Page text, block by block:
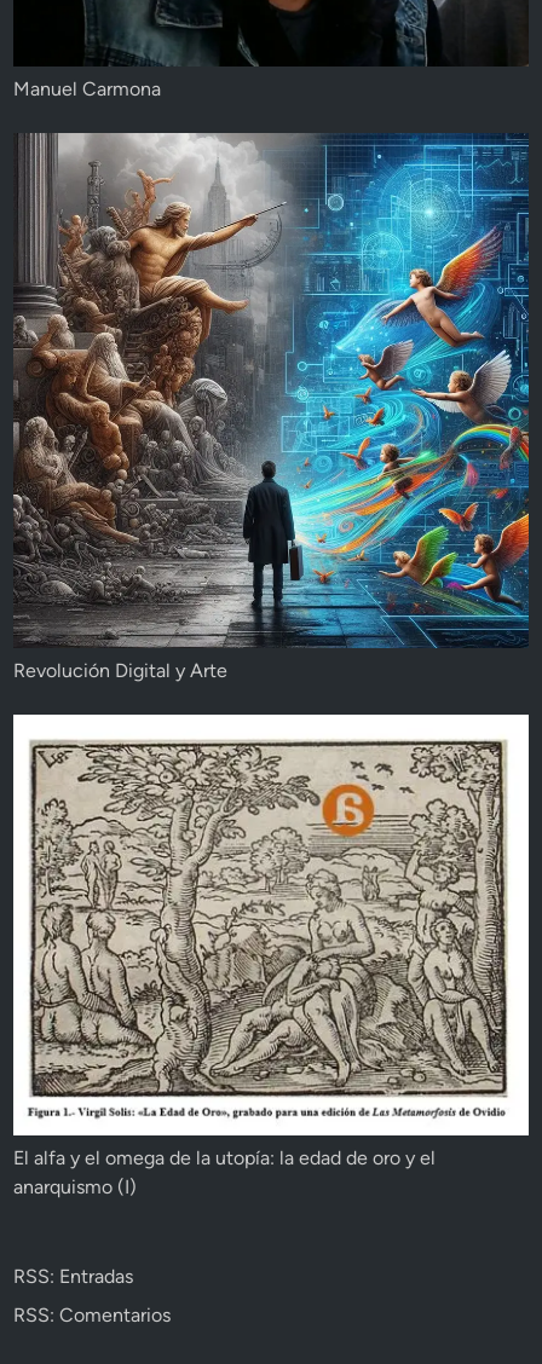
Manuel Carmona
Revolución Digital y Arte
El alfa y el omega de la utopía: la edad de oro y el
anarquismo (I)
RSS: Entradas
RSS: Comentarios